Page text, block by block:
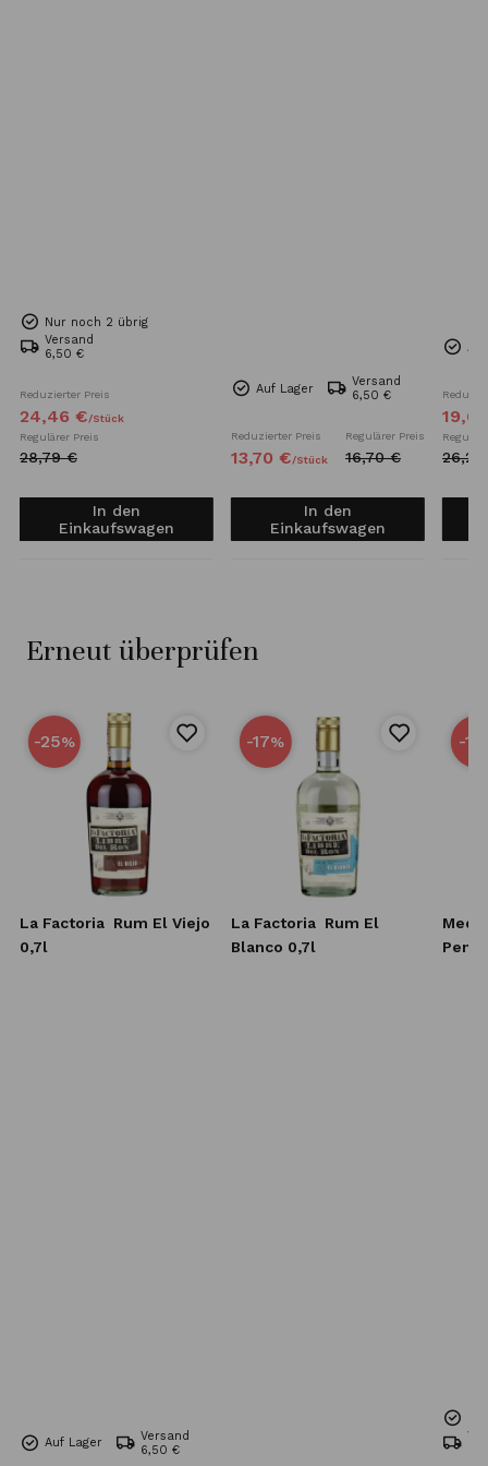
Nur noch 2 übrig
Versand
6,50 €
Reduzierter Preis
24,46 €/Stück
Regulärer Preis
28,79 €
In den
Einkaufswagen
Auf Lager
Versand
6,50 €
Reduzierter Preis
13,70 €/Stück
Regulärer Preis
16,70 €
In den
Einkaufswagen
19,67
26,23
Erneut überprüfen
-25%
La Factoria Rum El Viejo
0,7l
Auf Lager
Versand
6,50 €
-17%
La Factoria Rum El
Blanco 0,7l
-15